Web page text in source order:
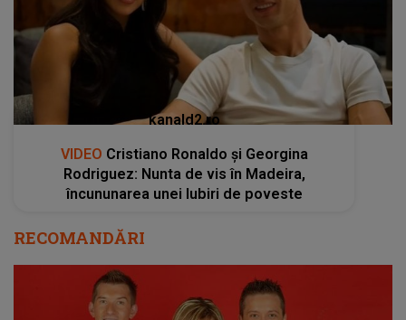
kanald2.ro
VIDEO Cristiano Ronaldo și Georgina
Rodriguez: Nunta de vis în Madeira,
încununarea unei Iubiri de poveste
RECOMANDĂRI